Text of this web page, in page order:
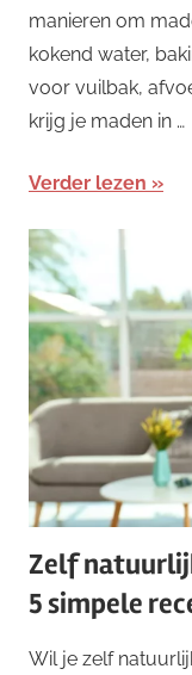
manieren om
kokend water,
voor vuilbak,
krijg je maden in …
Verder lezen
Zelf
5 simpele
Wil je zelf